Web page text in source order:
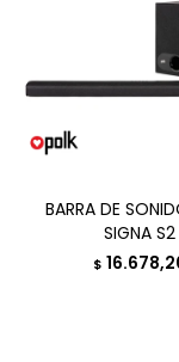
BARRA DE
SIGNA S2
$